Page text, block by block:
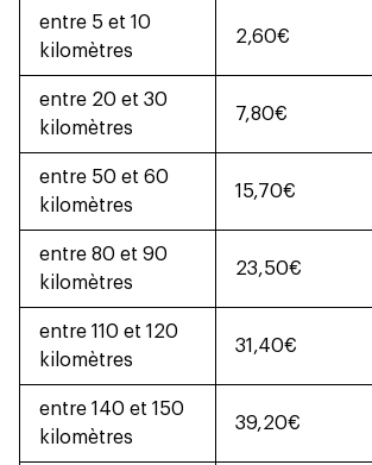
entre 5 et 10
kilomètres
2,60€
entre 20 et 30
kilomètres
7,80€
entre 50 et 60
kilomètres
15,70€
entre 80 et 90
kilomètres
23,50€
entre 110 et 120
kilomètres
31,40€
entre 140 et 150
kilomètres
39,20€